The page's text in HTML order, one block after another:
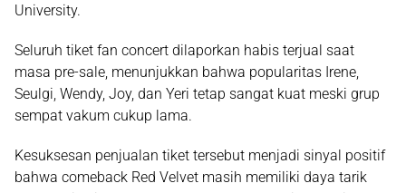
University.
Seluruh tiket fan concert dilaporkan habis terjual saat
masa pre-sale , menunjukkan bahwa popularitas Irene,
Seulgi, Wendy, Joy, dan Yeri tetap sangat kuat meski grup
sempat vakum cukup lama.
Kesuksesan penjualan tiket tersebut menjadi sinyal positif
bahwa comeback Red Velvet masih memiliki daya tarik